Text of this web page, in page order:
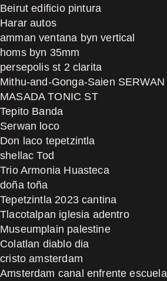
Beirut edificio pintura
Harar autos
amman ventana byn vertical
homs byn 35mm
persepolis st 2 clarita
Mithu-and-Gonga-Saien SERWAN
MASADA TONIC ST
Tepito Banda
Serwan loco
Don laco tepetzintla
shellac Tod
Trio Armonia Huasteca
doña toña
Tepetzintla 2023 cantina
Tlacotalpan iglesia adentro
Museumplain palestine
Colatlan diablo dia
cristo amsterdam
Amsterdam canal enfrente escuela